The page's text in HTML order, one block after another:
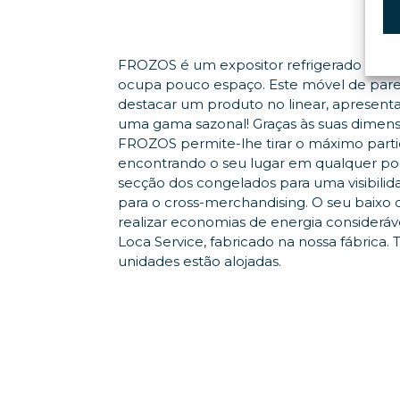
FROZOS é um expositor refrigerado bi-
ocupa pouco espaço. Este móvel de
destacar um produto no linear,
uma gama sazonal! Graças às suas
FROZOS permite-lhe tirar o máximo
encontrando o seu lugar em qualquer
secção dos congelados para uma
para o cross-merchandising. O seu
realizar economias de energia
Loca Service, fabricado na nossa fábrica.
unidades estão alojadas.